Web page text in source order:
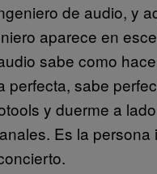
de audio, y
aparece en
sabe como
perfecta, sabe
y duerme a
Es la persona